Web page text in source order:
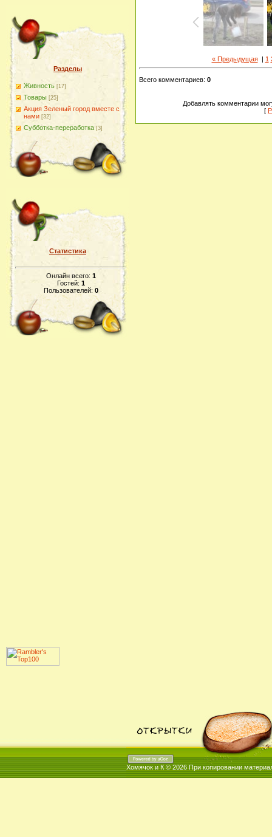
Разделы
Живность [17]
Товары [25]
Акция Зеленый город вместе с
нами [32]
Субботка-переработка [3]
Статистика
Онлайн всего: 1
Гостей: 1
Пользователей: 0
« Предыдущая| 1
Всего комментариев: 0
Добавлять комментарии
[
Хомячок и К © 2026При копировании